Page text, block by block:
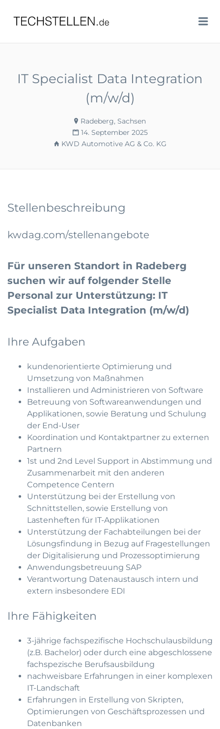
TECHSTELLEN.DE
IT Specialist Data Integration
(m/w/d)
Radeberg, Sachsen
14. September 2025
KWD Automotive AG & Co. KG
Stellenbeschreibung
kwdag.com/stellenangebote
Für unseren Standort in Radeberg
suchen wir auf folgender Stelle
Personal zur Unterstützung: IT
Specialist Data Integration (m/w/d)
Ihre Aufgaben
kundenorientierte Optimierung und
Umsetzung von Maßnahmen
Installieren und Administrieren von Software
Betreuung von Softwareanwendungen und
Applikationen, sowie Beratung und Schulung
der End-User
Koordination und Kontaktpartner zu externen
Partnern
1st und 2nd Level Support in Abstimmung und
Zusammenarbeit mit den anderen
Competence Centern
Unterstützung bei der Erstellung von
Schnittstellen, sowie Erstellung von
Lastenheften für IT-Applikationen
Unterstützung der Fachabteilungen bei der
Lösungsfindung in Bezug auf Fragestellungen
der Digitalisierung und Prozessoptimierung
Anwendungsbetreuung SAP
Verantwortung Datenaustausch intern und
extern insbesondere EDI
Ihre Fähigkeiten
3-jährige fachspezifische Hochschulausbildung
(z.B. Bachelor) oder durch eine abgeschlossene
fachspezische Berufsausbildung
nachweisbare Erfahrungen in einer komplexen
IT-Landschaft
Erfahrungen in Erstellung von Skripten,
Optimierungen von Geschäftsprozessen und
Datenbanken